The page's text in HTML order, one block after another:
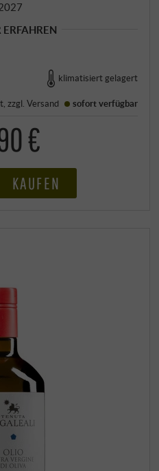
ERFAHREN
klimatisiert gelagert
, zzgl.Versand sofort verfügbar
€
KAUFEN